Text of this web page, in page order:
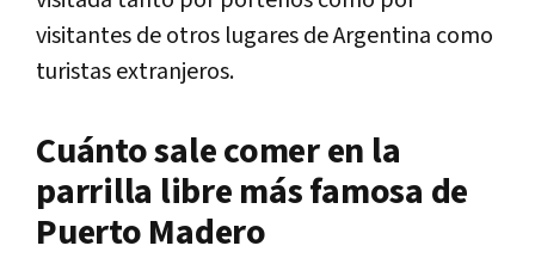
visitantes de otros lugares de Argentina como
turistas extranjeros.
Cuánto sale comer en la
parrilla libre más famosa de
Puerto Madero